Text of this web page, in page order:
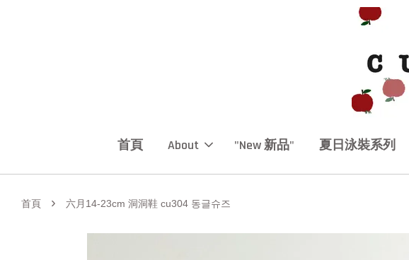
首頁 About "New 新品" 夏日泳裝系列
首頁 › 六月14-23cm 洞洞鞋 cu304 동글슈즈